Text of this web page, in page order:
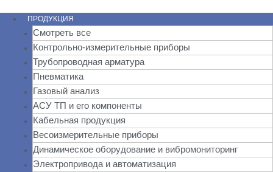
ПРОДУКЦИЯ
Смотреть все
Контрольно-измерительные приборы
Трубопроводная арматура
Пневматика
Газовый анализ
АСУ ТП и его компоненты
Кабельная продукция
Весоизмерительные приборы
Динамическое оборудование и вибромониторинг
Электропривода и автоматизация